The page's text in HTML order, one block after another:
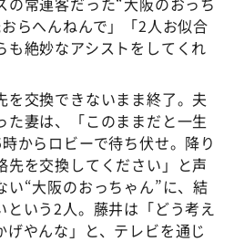
らへんねんで」「2人お似合
も絶妙なアシストをしてくれ
を交換できないまま終了。夫
た妻は、「このままだと一生
からロビーで待ち伏せ。降り
先を交換してください」と声
い“大阪のおっちゃん”に、結
という2人。藤井は「どう考え
やんな」と、テレビを通じ